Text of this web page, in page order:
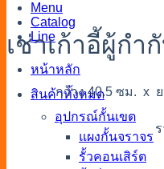
Menu
Catalog
Line
หน้าหลัก
สินค้าทั้งหมด
อุปกรณ์กั้นเขต
แผงกั้นจราจร
รั้วคอนเสิร์ต
เช่าเก้าอี้ผู้กํา
กว้าง 40.5 ซม. x